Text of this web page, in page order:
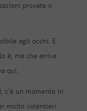
provate o
agli occhi. E
è, ma che arriva
qui.
c’è un momento in
molto volentieri